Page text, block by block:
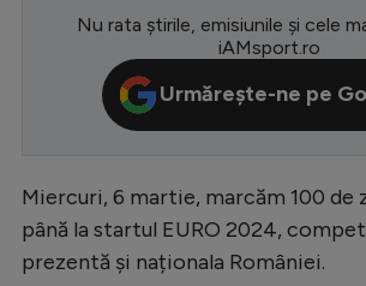
Europa League
Conference League
CM 2026
LaLiga
Serie A
Nu rata știrile, emisiunile și cele
iAMsport.ro
Urmărește-ne pe
Miercuri, 6 martie, marcăm 100 de
până la startul EURO 2024,
prezentă și naționala României.